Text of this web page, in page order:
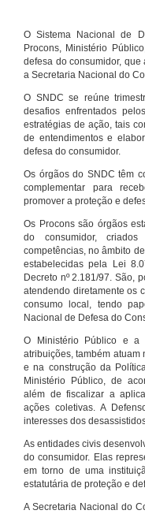
O Sistema Nacional de
Procons, Ministério
defesa do consumidor,
a Secretaria Nacional do
O SNDC se reúne
desafios enfrentados
estratégias de ação, tais
de entendimentos e
defesa do consumidor.
Os órgãos do SNDC têm
complementar para
promover a proteção e
Os Procons são órgãos
do consumidor,
competências, no âmbito
estabelecidas pela Lei
Decreto nº 2.181/97. São,
atendendo diretamente os
consumo local, tendo
Nacional de Defesa do
O Ministério Público e a
atribuições, também atuam
e na construção da
Ministério Público, de
além de fiscalizar a
ações coletivas. A
interesses dos
As entidades civis
do consumidor. Elas
em torno de uma
estatutária de proteção e
A Secretaria Nacional do